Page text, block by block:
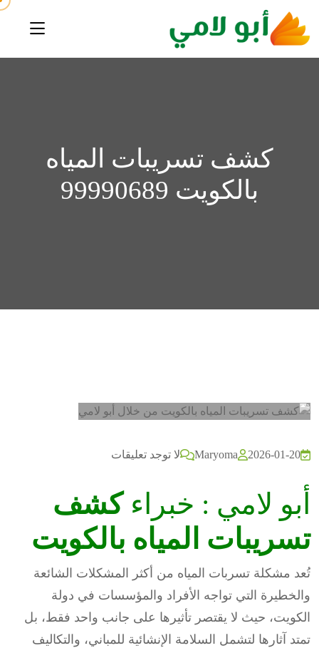
كشف تسريبات المياه
بالكويت 99990689
2026-01-20
Maryoma لا توجد تعليقات
أبو لامي : خبراءكشف
تسريبات المياه بالكويت
تُعد مشكلة تسربات المياه من أكثر المشكلات الشائعة
والخطيرة التي تواجه الأفراد والمؤسسات في دولة
الكويت، حيث لا يقتصر تأثيرها على جانب واحد فقط، بل
تمتد آثارها لتشمل السلامة الإنشائية للمباني، والتكاليف